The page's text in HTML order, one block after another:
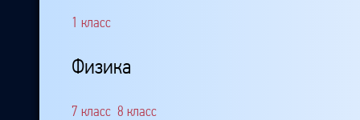
1 класс
Физика
7 класс 8 класс